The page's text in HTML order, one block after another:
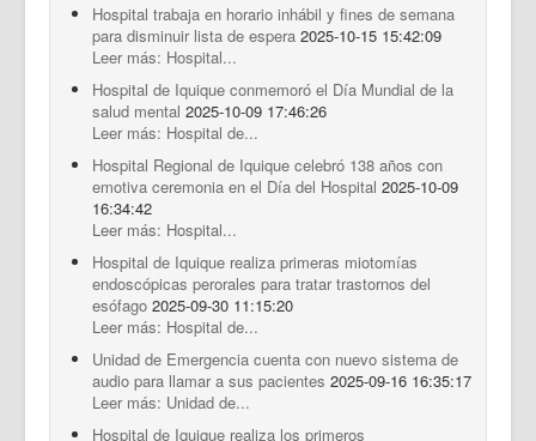
Hospital trabaja en horario inhábil y fines de semana
para disminuir lista de espera 2025-10-15 15:42:09
Leer más: Hospital...
Hospital de Iquique conmemoró el Día Mundial de la
salud mental 2025-10-09 17:46:26
Leer más: Hospital de...
Hospital Regional de Iquique celebró 138 años con
emotiva ceremonia en el Día del Hospital 2025-10-09
16:34:42
Leer más: Hospital...
Hospital de Iquique realiza primeras miotomías
endoscópicas perorales para tratar trastornos del
esófago 2025-09-30 11:15:20
Leer más: Hospital de...
Unidad de Emergencia cuenta con nuevo sistema de
audio para llamar a sus pacientes 2025-09-16 16:35:17
Leer más: Unidad de...
Hospital de Iquique realiza los primeros